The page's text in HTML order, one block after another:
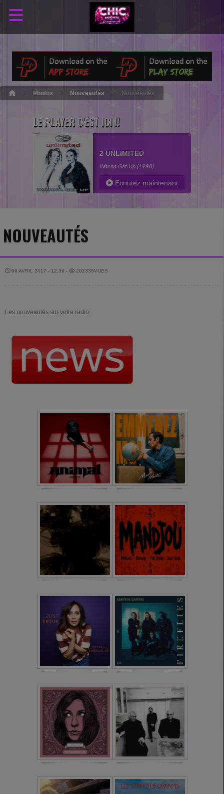
Photos Nouveautés Nouveautés
LE PLAYER C'EST ICI !!
2 UNLIMITED
Wanna Get Up (1998)
Ecoutez maintenant
NOUVEAUTÉS
06 AVRIL 2017 - 12:39 - 202335VUES
Les nouveautés sur votre radio.